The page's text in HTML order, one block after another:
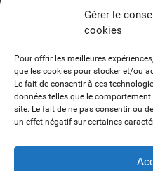
Gérer le
cookies
Pour offrir les meilleures
que les cookies pour stocker et/ou
Le fait de consentir à ces
données telles que le
site. Le fait de ne pas consentir ou
un effet négatif sur certaines
1, 2,
Découvrez nos